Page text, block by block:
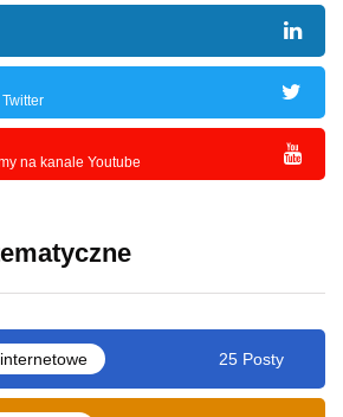
na kanale Youtube
25 Posty